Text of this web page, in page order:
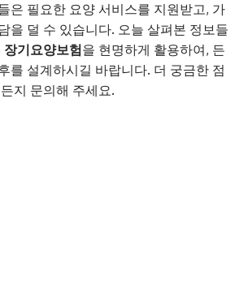
은 필요한 요양 서비스를 지원받고, 가
을 덜 수 있습니다. 오늘 살펴본 정보들
장기요양보험을 현명하게 활용하여, 든
를 설계하시길 바랍니다. 더 궁금한 점
지 문의해 주세요.